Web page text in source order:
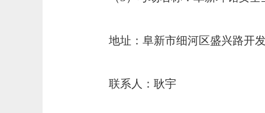
地址：阜新市细河区盛兴路开
联系人：耿宇